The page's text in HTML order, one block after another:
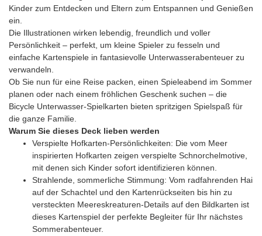
Kinder zum Entdecken und Eltern zum Entspannen und Genießen
ein.
Die Illustrationen wirken lebendig, freundlich und voller
Persönlichkeit – perfekt, um kleine Spieler zu fesseln und
einfache Kartenspiele in fantasievolle Unterwasserabenteuer zu
verwandeln.
Ob Sie nun für eine Reise packen, einen Spieleabend im Sommer
planen oder nach einem fröhlichen Geschenk suchen – die
Bicycle Unterwasser-Spielkarten bieten spritzigen Spielspaß für
die ganze Familie.
Warum Sie dieses Deck lieben werden
Verspielte Hofkarten-Persönlichkeiten: Die vom Meer
inspirierten Hofkarten zeigen verspielte Schnorchelmotive,
mit denen sich Kinder sofort identifizieren können.
Strahlende, sommerliche Stimmung: Vom radfahrenden Hai
auf der Schachtel und den Kartenrückseiten bis hin zu
versteckten Meereskreaturen-Details auf den Bildkarten ist
dieses Kartenspiel der perfekte Begleiter für Ihr nächstes
Sommerabenteuer.